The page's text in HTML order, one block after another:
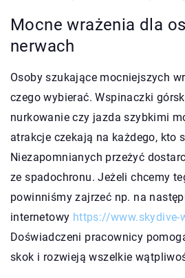
Mocne wrażenia dla
nerwach
Osoby szukające mocniejszych
czego wybierać. Wspinaczki
nurkowanie czy jazda szybkimi
atrakcje czekają na każdego, kto
Niezapomnianych przeżyć
ze spadochronu. Jeżeli chcemy
powinniśmy zajrzeć np. na
internetowy https://www.skydive-
Doświadczeni pracownicy
skok i rozwieją wszelkie